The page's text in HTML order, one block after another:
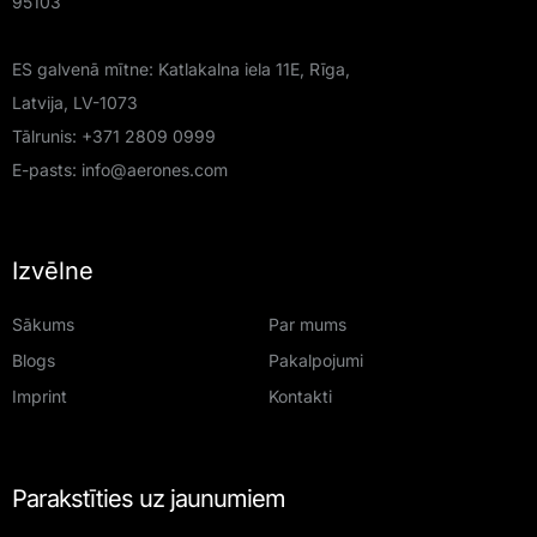
ES galvenā mītne: Katlakalna iela 11E, Rīga,
Latvija, LV-1073
Tālrunis: +371 2809 0999
E-pasts: info@aerones.com
Izvēlne
Sākums
Par mums
Blogs
Pakalpojumi
Imprint
Kontakti
Parakstīties uz jaunumiem